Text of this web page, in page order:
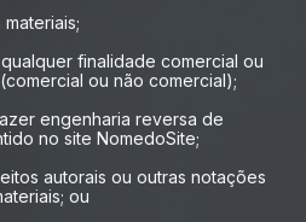
finalidade comercial ou
ou não comercial);
engenharia reversa de
no site NomedoSite;
autorais ou outras notações
ou